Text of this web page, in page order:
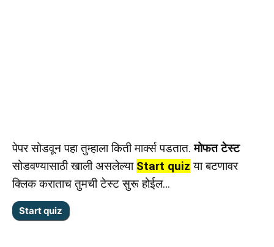
पेपर सोडवून पहा तुम्हाला किती मार्क्स पडतात.मोफत टेस्ट
सोडवण्यासाठी खाली असलेल्या Start quiz या बटणावर
क्लिक कराताच तुमची टेस्ट सुरू होईल…